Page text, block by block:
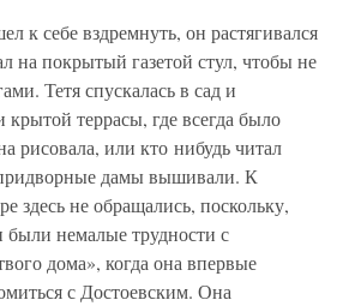
к себе вздремнуть, он растягивался
на покрытый газетой стул, чтобы не
Тетя спускалась в сад и
крытой террасы, где всегда было
рисовала, или кто нибудь читал
дамы вышивали. К
здесь не обращались, поскольку,
немалые трудности с
дома», когда она впервые
с Достоевским. Она